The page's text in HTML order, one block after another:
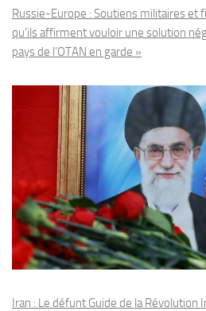
Russie-Europe : Soutiens militaires et
qu’ils affirment vouloir une solution
pays de l’OTAN en garde »
Iran : Le défunt Guide de la Révolution